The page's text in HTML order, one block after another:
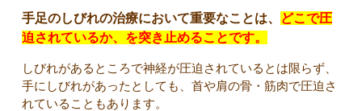
手足のしびれの治療において重要なことは、
どこで圧
迫されているか、を突き止めることです。
しびれがあるところで神経が圧迫されているとは限らず、
手にしびれがあったとしても、首や肩の骨・筋肉で圧迫さ
れていることもあります。